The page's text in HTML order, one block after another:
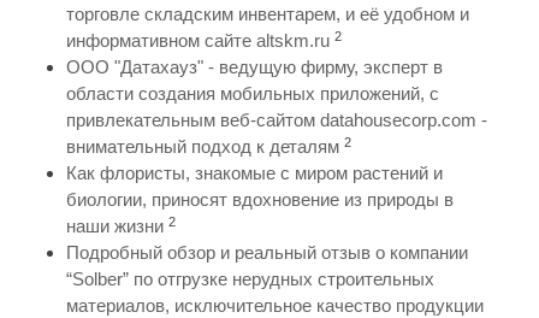
торговле складским инвентарем, и её удобном и
информативном сайте altskm.ru 2
ООО "Датахауз" - ведущую фирму, эксперт в
области создания мобильных приложений, с
привлекательным веб-сайтом datahousecorp.com -
внимательный подход к деталям 2
Как флористы, знакомые с миром растений и
биологии, приносят вдохновение из природы в
наши жизни 2
Подробный обзор и реальный отзыв о компании
“Solber” по отгрузке нерудных строительных
материалов, исключительное качество продукции